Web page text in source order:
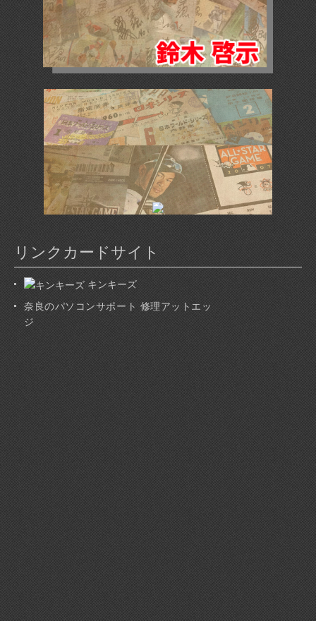
リンクカードサイト
キンキーズ
奈良のパソコンサポート 修理アットエッ
ジ